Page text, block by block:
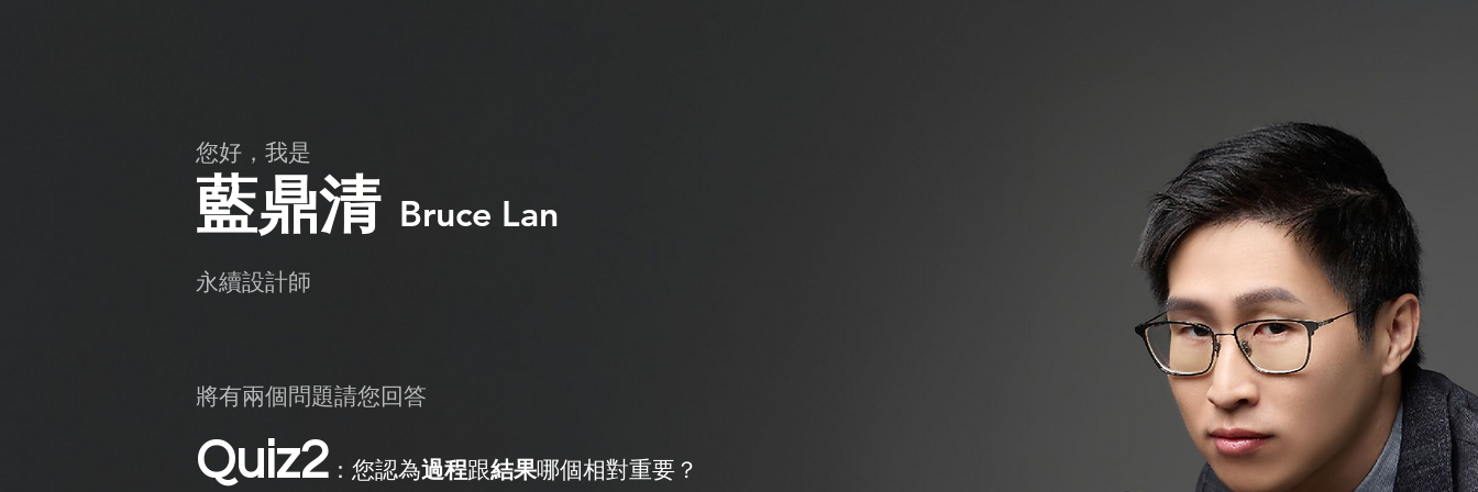
​藍鼎清 Bruce Lan
​永續設計師
​您好，我是
將有兩個問題請您回答
Quiz2 ：您認為過程跟結果哪個相對重要？